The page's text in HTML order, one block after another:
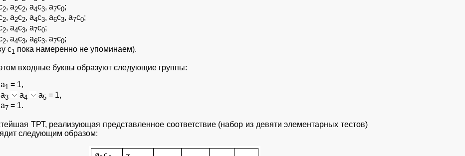
2, а2с2, а4с3, а7с0;
2, а2с2, а4с3, а6с3, а7с0;
2, а4с3, а7с0;
2, а4с3, а6с3, а7с0;
с1 пока намеренно не упоминаем).
входные буквы образуют следующие группы:
а1 = 1,
а3 а4 а5 = 1,
а7 = 1.
ТРТ, реализующая представленное соответствие (набор из девяти элементарных тестов)
следующим образом: